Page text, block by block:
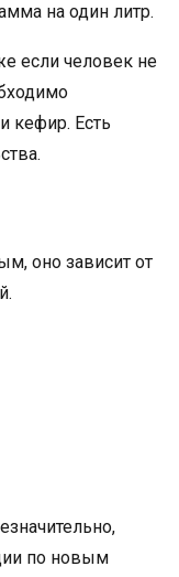
на один литр.
если человек не
кефир. Есть
оно зависит от
по новым